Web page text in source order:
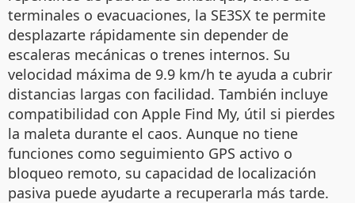
terminales o evacuaciones, la SE3SX te permite
desplazarte rápidamente sin depender de
escaleras mecánicas o trenes internos. Su
velocidad máxima de 9.9 km/h te ayuda a cubrir
distancias largas con facilidad. También incluye
compatibilidad con Apple Find My, útil si pierdes
la maleta durante el caos. Aunque no tiene
funciones como seguimiento GPS activo o
bloqueo remoto, su capacidad de localización
pasiva puede ayudarte a recuperarla más tarde.